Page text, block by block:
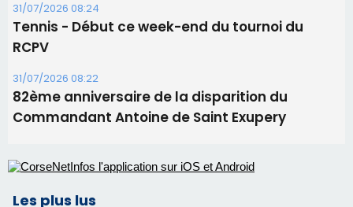
31/07/2026 08:24
Tennis - Début ce week-end du tournoi du
RCPV
31/07/2026 08:22
82ème anniversaire de la disparition du
Commandant Antoine de Saint Exupery
Les plus lus